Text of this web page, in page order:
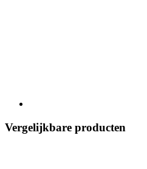
Vergelijkbare producten